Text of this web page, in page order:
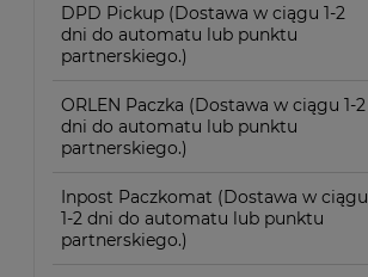
DPD Pickup (Dostawa w ciągu 1-2
dni do automatu lub punktu
partnerskiego.)
ORLEN Paczka (Dostawa w ciągu 1-2
dni do automatu lub punktu
partnerskiego.)
Inpost Paczkomat (Dostawa w ciągu
1-2 dni do automatu lub punktu
partnerskiego.)